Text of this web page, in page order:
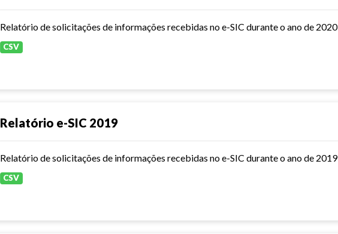
Relatório de solicitações de informações recebidas no e-SIC durante o ano de 2020
CSV
Relatório e-SIC 2019
Relatório de solicitações de informações recebidas no e-SIC durante o ano de 2019
CSV